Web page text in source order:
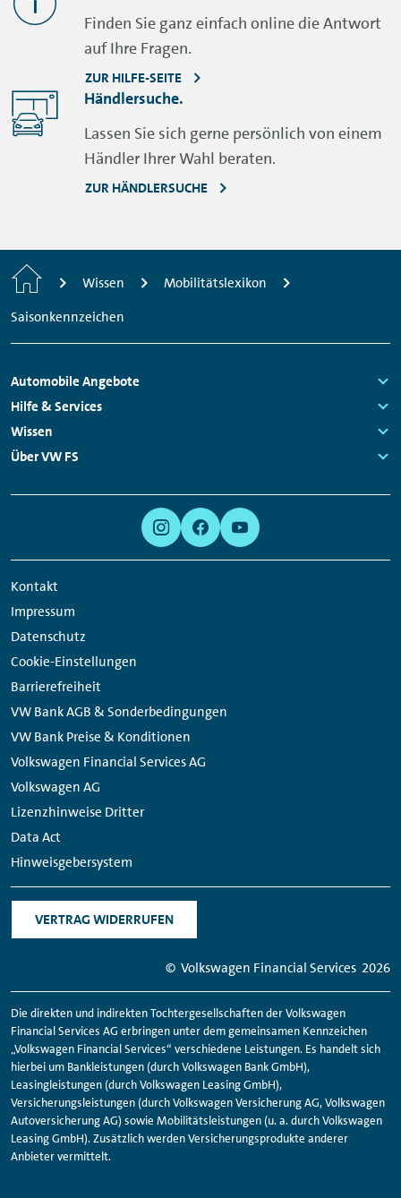
Finden Sie ganz einfach online die Antwort
auf Ihre Fragen.
ZUR HILFE-SEITE
Händlersuche.
Lassen Sie sich gerne persönlich von einem
Händler Ihrer Wahl beraten.
ZUR HÄNDLERSUCHE
StartseiteWissen
Mobilitätslexikon
Saisonkennzeichen
Fußzeilen
Navigation
Automobile Angebote
Links:
Hilfe & Services
Links:
Wissen
Links:
Über VW FS
Kontakt
Impressum
Datenschutz
Cookie-Einstellungen
Barrierefreiheit
VW Bank AGB & Sonderbedingungen
VW Bank Preise & Konditionen
Volkswagen Financial Services AG
Volkswagen AG
Lizenzhinweise Dritter
Data Act
Hinweisgebersystem
VERTRAG WIDERRUFEN
Links
© Volkswagen Financial Services 2026
Die direkten und indirekten Tochtergesellschaften der Volkswagen
FinancialServices AG erbringen unter dem gemeinsamen Kennzeichen
„Volkswagen FinancialServices“ verschiedene Leistungen. Es handelt sich
hierbei um Bankleistungen (durch Volkswagen Bank GmbH),
Leasingleistungen (durch Volkswagen Leasing GmbH),
Versicherungsleistungen (durch Volkswagen Versicherung AG, Volkswagen
Autoversicherung AG) sowie Mobilitätsleistungen (u. a. durch Volkswagen
Leasing GmbH). Zusätzlich werden Versicherungsprodukte anderer
Anbieter vermittelt.